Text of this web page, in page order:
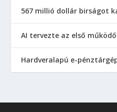
567 millió dollár birságot
AI tervezte az első
Hardveralapú e-